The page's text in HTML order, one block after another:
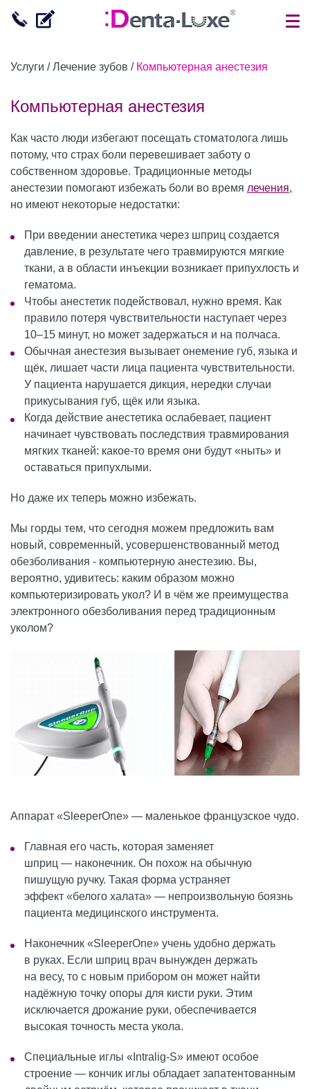
Услуги /Лечение зубов / Компьютерная анестезия
Компьютерная анестезия
Как часто люди избегают посещать стоматолога лишь
потому, что страх боли перевешивает заботу о
собственном здоровье. Традиционные методы
анестезии помогают избежать боли во время лечения,
но имеют некоторые недостатки:
При введении анестетика через шприц создается
давление, в результате чего травмируются мягкие
ткани, а в области инъекции возникает припухлость и
гематома.
Чтобы анестетик подействовал, нужно время. Как
правило потеря чувствительности наступает через
10–15 минут, но может задержаться и на полчаса.
Обычная анестезия вызывает онемение губ, языка и
щёк, лишает части лица пациента чувствительности.
У пациента нарушается дикция, нередки случаи
прикусывания губ, щёк или языка.
Когда действие анестетика ослабевает, пациент
начинает чувствовать последствия травмирования
мягких тканей: какое-то время они будут «ныть» и
оставаться припухлыми.
Но даже их теперь можно избежать.
Мы горды тем, что сегодня можем предложить вам
новый, современный, усовершенствованный метод
обезболивания - компьютерную анестезию. Вы,
вероятно, удивитесь: каким образом можно
компьютеризировать укол? И в чём же преимущества
электронного обезболивания перед традиционным
уколом?
Аппарат «SleeperOne» — маленькое французское чудо.
Главная его часть, которая заменяет
шприц — наконечник. Он похож на обычную
пишущую ручку. Такая форма устраняет
эффект «белого халата» — непроизвольную боязнь
пациента медицинского инструмента.
Наконечник «SleeperOne» учень удобно держать
в руках. Если шприц врач вынужден держать
на весу, то с новым прибором он может найти
надёжную точку опоры для кисти руки. Этим
исключается дрожание руки, обеспечивается
высокая точность места укола.
Специальные иглы «Intralig-S» имеют особое
строение — кончик иглы обладает запатентованным
Вопрос-Ответ
Расписание
нарушений
Аксиография / кондилография
Сплинт-терапия
Лечение ВНЧС
Лечение дёсен и пародонта
Рентгеновское исследование
Лечение зубов
Лечение пульпита
Лечение периодонтита
Лечение зубов под микроскопом
Хирургия
имплантации
Имплантация
Мини-импланты
Костная пластика
Синус-лифтинг
Удаление зубов
Протезирование зубов
3D сканирование
Керамические коронки
Мостовидные протезы
Ортодонтия (исправление прикуса)
Детская стоматология
Профессиональная гигиена
Эстетическая стоматология
Лечение флюорозных зубов
Микроабразия зубов